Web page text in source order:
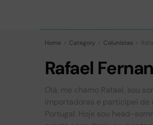
Home Category Colunistas
Rafael
Olá, me chamo Rafael, sou
importadoras e participei de
Portugal. Hoje sou head-